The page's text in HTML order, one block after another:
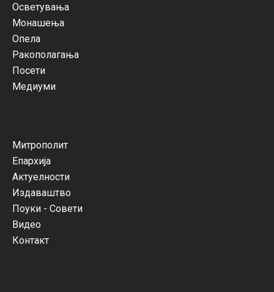
Осветувања
Монашења
Опела
Ракополагања
Посети
Медиуми
Митрополит
Епархија
Актуелности
Издаваштво
Поуки - Совети
Видео
Контакт